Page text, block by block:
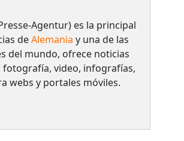
Agentur) es la principal
deAlemania y una de las
del mundo, ofrece noticias
fotografía, video, infografías,
webs y portales móviles.